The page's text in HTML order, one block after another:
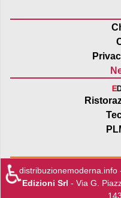
Edizioni Srl - Via G.